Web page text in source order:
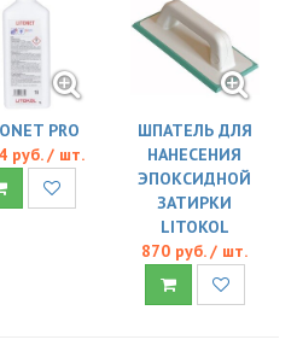
PRO
руб. / шт.
ШПАТЕЛЬ ДЛЯ
НАНЕСЕНИЯ
ЭПОКСИДНОЙ
ЗАТИРКИ
LITOKOL
870 руб. / шт.